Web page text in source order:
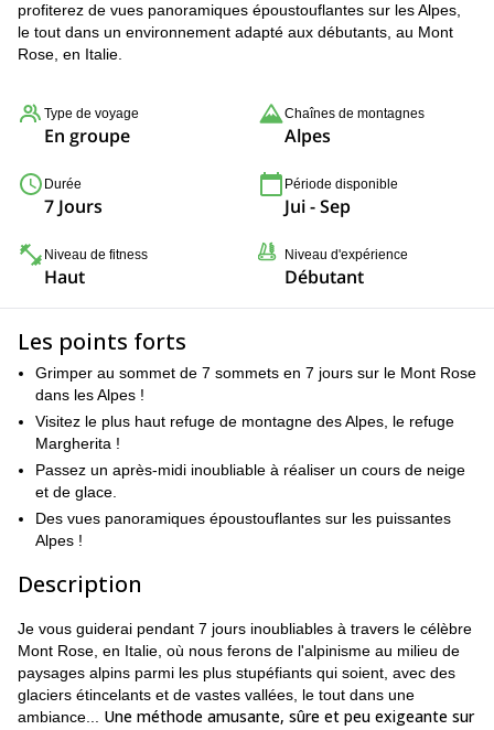
profiterez de vues panoramiques époustouflantes sur les Alpes,
le tout dans un environnement adapté aux débutants, au Mont
Rose, en Italie.
Type de voyage
En groupe
Chaînes de montagnes
Alpes
Durée
7 Jours
Période disponible
Jui - Sep
Niveau de fitness
Haut
Niveau d'expérience
Débutant
Les points forts
Grimper au sommet de 7 sommets en 7 jours sur le Mont Rose
dans les Alpes !
Visitez le plus haut refuge de montagne des Alpes, le refuge
Margherita !
Passez un après-midi inoubliable à réaliser un cours de neige
et de glace.
Des vues panoramiques époustouflantes sur les puissantes
Alpes !
Description
Je vous guiderai pendant 7 jours inoubliables à travers le célèbre
Mont Rose, en Italie, où nous ferons de l'alpinisme au milieu de
paysages alpins parmi les plus stupéfiants qui soient, avec des
glaciers étincelants et de vastes vallées, le tout dans une
ambiance... Une méthode amusante, sûre et peu exigeante sur